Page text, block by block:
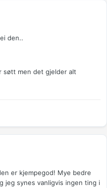
den..
søtt men det gjelder alt
er kjempegod! Mye bedre
jeg synes vanligvis ingen ting i